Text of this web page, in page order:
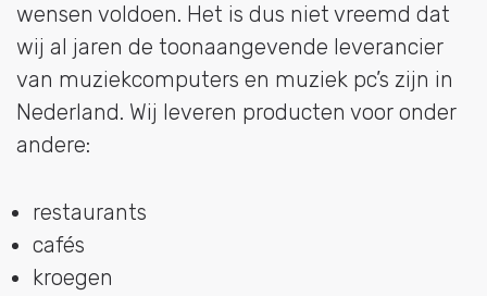
wensen voldoen. Het is dus niet vreemd dat
wij al jaren de toonaangevende leverancier
van muziekcomputers en muziek pc’s zijn in
Nederland. Wij leveren producten voor onder
andere:
restaurants
cafés
kroegen